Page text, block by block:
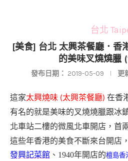
台北
[美食] 台北 太興茶餐廳．香
的美味叉燒燒臘
發布日期： 2019-05-09 更
這家太興燒味 (太興茶餐廳) 在香
有名的就是美味的叉燒燒臘跟冰
北車站二樓的微風北車開店，首
這些年香港的美食不斷來台開店
發興記菜館 、1940年開店的檀島香